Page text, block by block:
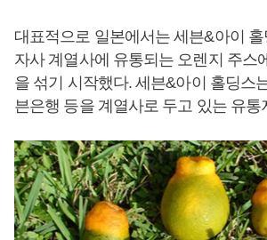
대표적으로 일본에서는 세븐&아이
자사 계열사에 유통되는 오렌지 주스
을 섞기 시작했다. 세븐&아이 홀딩스
븐은행 등을 계열사로 두고 있는 유통